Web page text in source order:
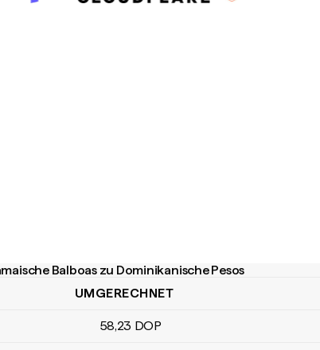
Balboas zu Dominikanische Pesos
Balboas zu Dominikanische Pesos
UMGERECHNET
58,23 DOP